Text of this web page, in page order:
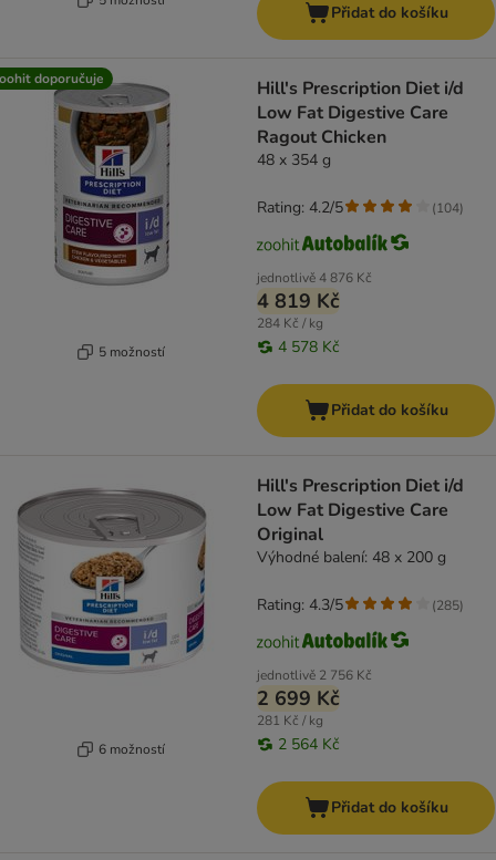
Přidat do košíku
doporučuje
5 možností
Hill's Prescription Diet i/d
Low Fat Digestive Care
Ragout Chicken
48 x 354 g
jednotlivě4 876 Kč
4 819 Kč
284 Kč / kg
4 578 Kč
Rating: 4.2/5 (104)
Přidat do košíku
6 možností
Hill's Prescription Diet i/d
Low Fat Digestive Care
Original
Výhodné balení: 48 x 200 g
jednotlivě 2 756 Kč
2 699 Kč
281 Kč / kg
2 564 Kč
Rating: 4.3/5 (285)
Přidat do košíku